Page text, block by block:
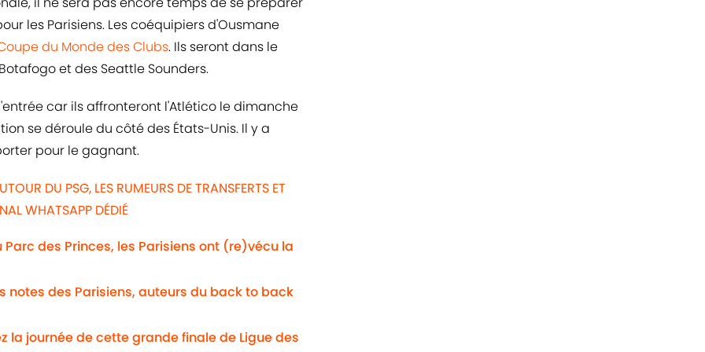
les Parisiens. Les coéquipiers d'Ousmane
du Monde des Clubs. Ils seront dans le
et des Seattle Sounders.
car ils affronteront l'Atlético le dimanche
se déroule du côté des États-Unis. Il y a
pour le gagnant.
DU PSG, LES RUMEURS DE TRANSFERTS ET
WHATSAPP DÉDIÉ
Parc des Princes, les Parisiens ont (re)vécu la
notes des Parisiens, auteurs du back to back
la journée de cette grande finale de Ligue des